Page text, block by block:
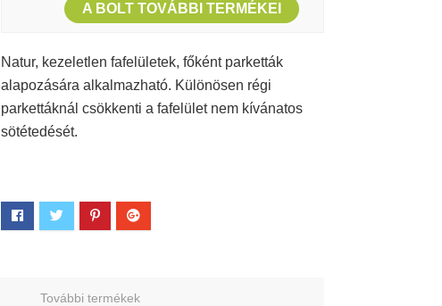
A BOLT TOVÁBBI TERMÉKEI
Natur, kezeletlen fafelületek, főként parketták
alapozására alkalmazható. Különösen régi
parkettáknál csökkenti a fafelület nem kívánatos
sötétedését.
További termékek